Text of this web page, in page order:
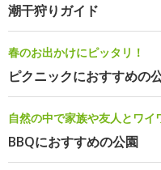
潮干狩りガイド
春のお出かけにピッタリ！
ピクニックにおすすめの
自然の中で家族や友人とワイ
BBQにおすすめの公園